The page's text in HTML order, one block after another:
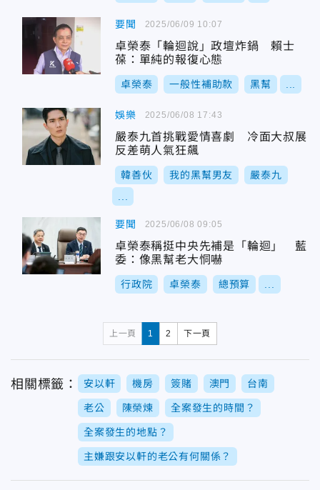
要聞
卓榮泰「輪迴說」政壇炸鍋 賴士
葆：單純的報復心態
卓榮泰 一般性補助款 黑幫
2025/06/09 10:07
娛樂
嚴泰九首挑戰愛情喜劇 冷面大叔展
反差萌人氣狂飆
韓善伙 我的黑幫男友 嚴泰九
2025/06/08 17:43
要聞
卓榮泰稱挺中央先補是「輪迴」 藍
委：像黑幫老大恫嚇
行政院 卓榮泰 總預算
2025/06/08 09:05
上一頁 1 2 下一頁
相關標籤： 安以軒 機房 簽賭 澳門 台南
老公 陳榮煉 全案發生的時間？
全案發生的地點？
主嫌跟安以軒的老公有何關係？